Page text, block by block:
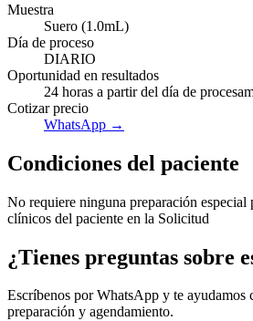
Empresas
Muestra
Suero (1.0mL)
Día de proceso
DIARIO
Oportunidad en resultados
24 horas a partir del día de
Cotizar precio
WhatsApp →
Condiciones del paciente
No requiere ninguna preparación especial
clínicos del paciente en la Solicitud
¿Tienes preguntas sobre
Escríbenos por WhatsApp y te ayudamos
preparación y agendamiento.